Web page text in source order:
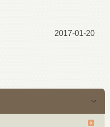
2017-01-20